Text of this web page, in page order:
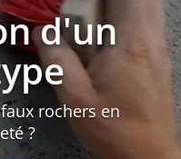
d'un
rochers en
?